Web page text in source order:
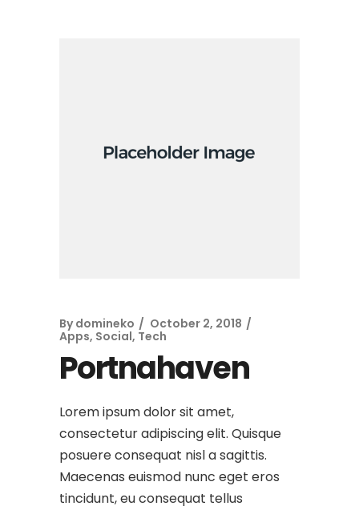
By domineko
October 2, 2018
Apps, Social, Tech
Portnahaven
Lorem ipsum dolor sit amet,
consectetur adipiscing elit. Quisque
posuere consequat nisl a sagittis.
Maecenas euismod nunc eget eros
tincidunt, eu consequat tellus